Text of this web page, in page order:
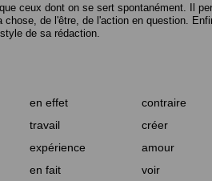
ceux dont on se sert spontanément. Il
de l'être, de l'action en question.
de sa rédaction.
en effet
contraire
travail
créer
expérience
amour
en fait voir